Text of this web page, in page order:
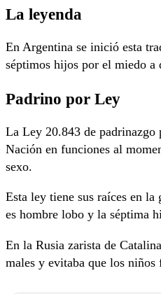
La leyenda
En Argentina se inició esta
séptimos hijos por el miedo a
Padrino por Ley
La Ley 20.843 de padrinazgo
Nación en funciones al
sexo.
Esta ley tiene sus raíces en
es hombre lobo y la séptima
En la Rusia zarista de
males y evitaba que los niños